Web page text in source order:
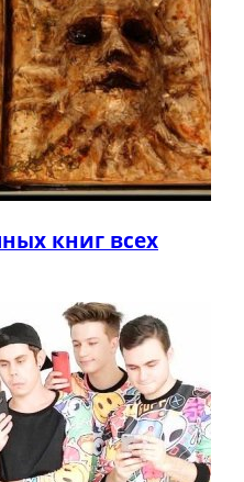
книг всех